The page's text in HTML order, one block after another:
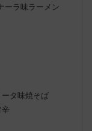
ーラ味ラーメン
タ味焼そば